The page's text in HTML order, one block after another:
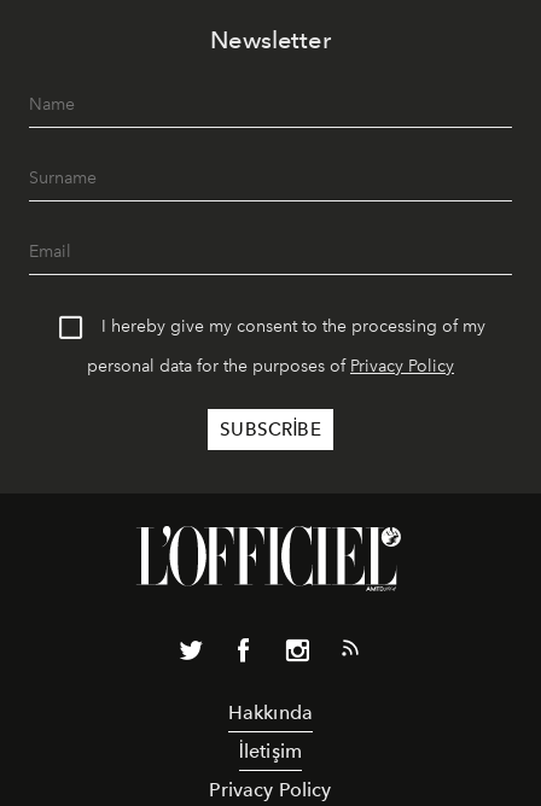
Newsletter
I hereby give my consent to the processing of my
personal data for the purposes of Privacy Policy
Hakkında
İletişim
Privacy Policy